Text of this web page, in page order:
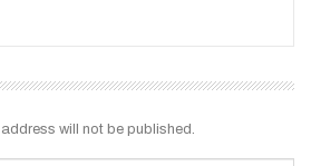
will not be published.